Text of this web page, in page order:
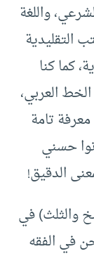
واللغة
التقليدية
كما كنا
العربي،
تامة
حسني
الدقيق!
والثلث) في
في الفقه